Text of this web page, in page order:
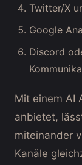
Twitter/X
Google
Discord
Mit einem AI
anbietet,
miteinander
Kanäle